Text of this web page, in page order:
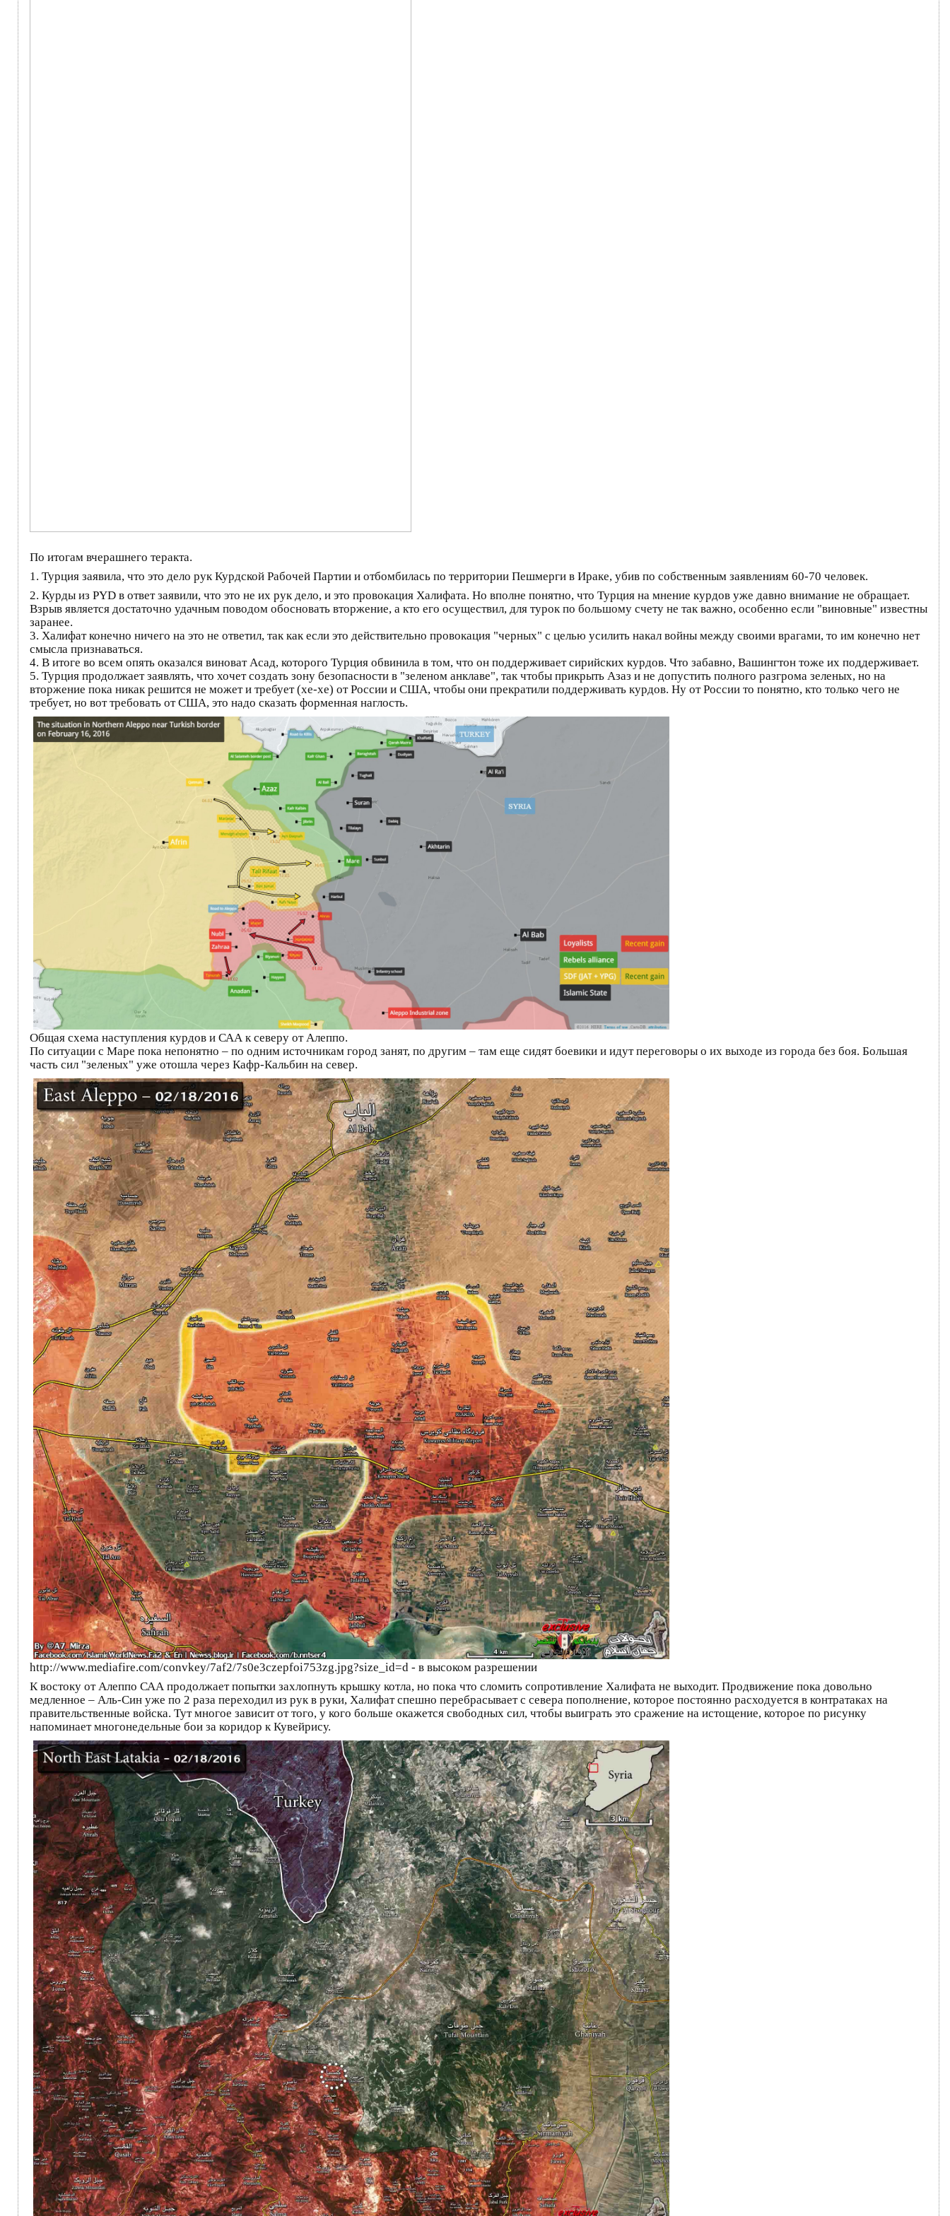
По итогам вчерашнего теракта.
1. Турция заявила, что это дело рук Курдской Рабочей Партии и отбомбилась по территории Пешмерги в Ираке, убив по собственным заявлениям 60-70 человек.
2. Курды из PYD в ответ заявили, что это не их рук дело, и это провокация Халифата. Но вполне понятно, что Турция на мнение курдов уже давно внимание не обращает.
Взрыв является достаточно удачным поводом обосновать вторжение, а кто его осуществил, для турок по большому счету не так важно, особенно если "виновные" известны
заранее.
3. Халифат конечно ничего на это не ответил, так как если это действительно провокация "черных" с целью усилить накал войны между своими врагами, то им конечно нет
смысла признаваться.
4. В итоге во всем опять оказался виноват Асад, которого Турция обвинила в том, что он поддерживает сирийских курдов. Что забавно, Вашингтон тоже их поддерживает.
5. Турция продолжает заявлять, что хочет создать зону безопасности в "зеленом анклаве", так чтобы прикрыть Азаз и не допустить полного разгрома зеленых, но на
вторжение пока никак решится не может и требует (хе-хе) от России и США, чтобы они прекратили поддерживать курдов. Ну от России то понятно, кто только чего не
требует, но вот требовать от США, это надо сказать форменная наглость.
Общая схема наступления курдов и САА к северу от Алеппо.
По ситуации с Маре пока непонятно – по одним источникам город занят, по другим – там еще сидят боевики и идут переговоры о их выходе из города без боя. Большая
часть сил "зеленых" уже отошла через Кафр-Кальбин на север.
http://www.mediafire.com/convkey/7af2/7s0e3czepfoi753zg.jpg?size_id=d - в высоком разрешении
К востоку от Алеппо САА продолжает попытки захлопнуть крышку котла, но пока что сломить сопротивление Халифата не выходит. Продвижение пока довольно
медленное – Аль-Син уже по 2 раза переходил из рук в руки, Халифат спешно перебрасывает с севера пополнение, которое постоянно расходуется в контратаках на
правительственные войска. Тут многое зависит от того, у кого больше окажется свободных сил, чтобы выиграть это сражение на истощение, которое по рисунку
напоминает многонедельные бои за коридор к Кувейрису.